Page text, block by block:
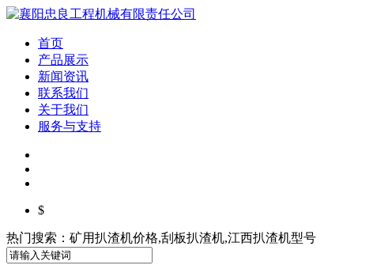
首页
产品展示
新闻资讯
联系我们
关于我们
服务与支持
$
热门搜索：矿用扒渣机价格,刮板扒渣机,江西扒渣机型号